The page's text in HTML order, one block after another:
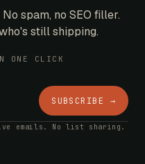
spam, no SEO filler.
still shipping.
ONE CLICK
SUBSCRIBE →
emails. No list sharing.